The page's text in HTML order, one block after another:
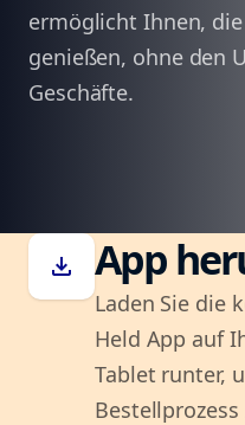
ermöglicht Ihnen,
genießen, ohne den
Geschäfte.
download App
Laden Sie die
Held App auf
Tablet runter,